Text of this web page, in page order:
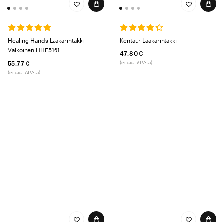
Healing Hands Lääkärintakki
Valkoinen HHE5161
55,77 €
(ei sis. ALV:tä)
Kentaur Lääkärintakki
47,80 €
(ei sis. ALV:tä)